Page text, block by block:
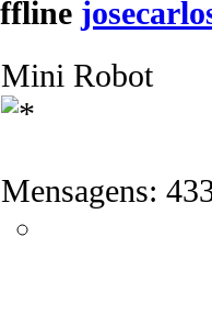
Mini Robot
Mensagens: